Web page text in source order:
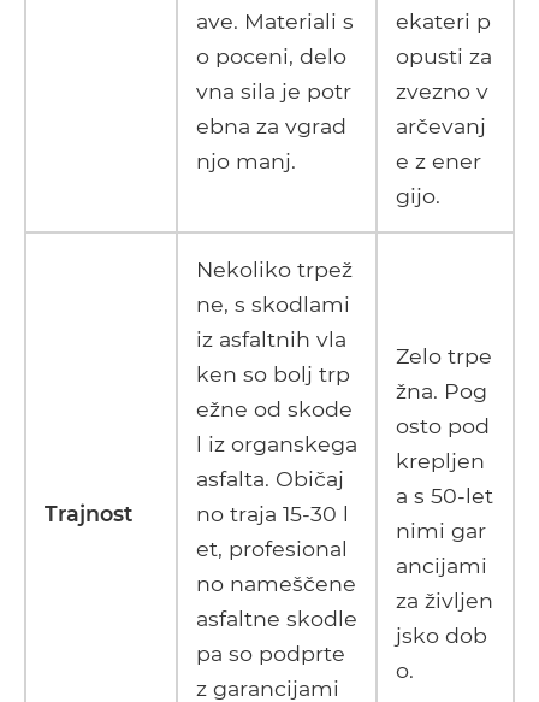
ave. Materiali s
o poceni, delo
vna sila je potr
ebna za vgrad
njo manj.
ekateri p
opusti za
zvezno v
arčevanj
e z ener
gijo.
Trajnost
Nekoliko trpež
ne, s skodlami
iz asfaltnih vla
ken so bolj trp
ežne od skode
l iz organskega
asfalta. Običaj
no traja 15-30 l
et, profesional
no nameščene
asfaltne skodle
pa so podprte
z garancijami
Zelo trpe
žna. Pog
osto pod
krepljen
a s 50-let
nimi gar
ancijami
za življen
jsko dob
o.